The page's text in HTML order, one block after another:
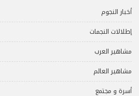
أخبار النجوم
إطلالات النجمات
مشاهير العرب
مشاهير العالم
أسرة و مجتمع